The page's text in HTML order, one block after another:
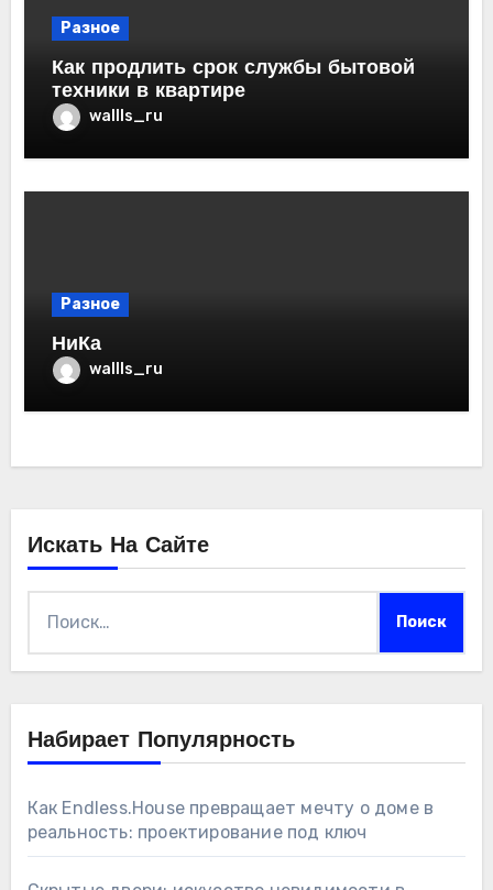
Разное
Как продлить срок службы бытовой
техники в квартире
wallls_ru
Разное
НиКа
wallls_ru
Искать На Сайте
Набирает Популярность
Как Endless.House превращает мечту о доме в
реальность: проектирование под ключ